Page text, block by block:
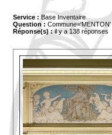
Service : Base Inventaire
Question : Commune='MENTON'
Réponse(s) :il y a 138 réponses